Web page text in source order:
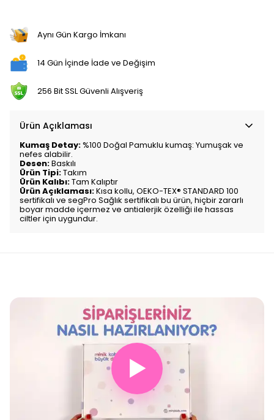
Aynı Gün Kargo İmkanı
14 Gün İçinde İade ve Değişim
256 Bit SSL Güvenli Alışveriş
Ürün Açıklaması
Kumaş Detay:%100 Doğal Pamuklu kumaş: Yumuşak ve
nefes alabilir.
Desen:Baskılı
Ürün Tipi:Takım
Ürün Kalıbı:Tam Kalıptır
Ürün Açıklaması:Kısa kollu, OEKO-TEX® STANDARD 100
sertifikalı ve segPro Sağlık sertifikalı bu ürün, hiçbir zararlı
boyar madde içermez ve antialerjik özelliği ile hassas
ciltler için uygundur.
▶